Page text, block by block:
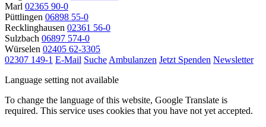
Marl 02365 90-0
Püttlingen 06898 55-0
Recklinghausen 02361 56-0
Sulzbach 06897 574-0
Würselen 02405 62-3305
02307 149-1 E-Mail Suche Ambulanzen Jetzt Spenden Newsletter
Language setting not available
To change the language of this website, Google Translate is
required. This service uses cookies that you have not yet accepted.